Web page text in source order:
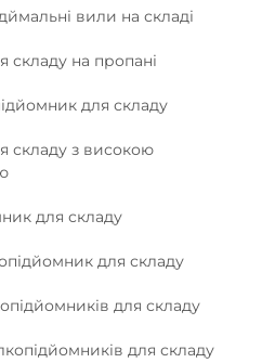
вили на складі
складу на пропані
для складу
складу з високою
для складу
для складу
для складу
для складу